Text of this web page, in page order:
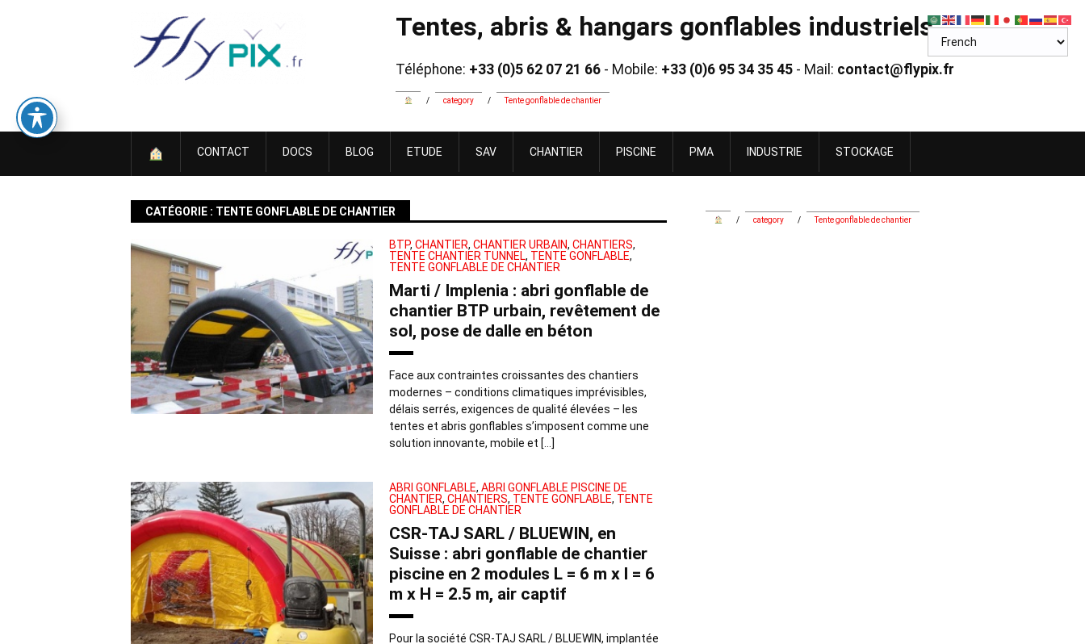
Tentes, abris & hangars gonflables industriels
Téléphone: +33 (0)5 62 07 21 66 - Mobile: +33 (0)6 95 34 35 45 - Mail: contact@flypix.fr
/ category / Tente gonflable de chantier
CONTACT DOCS BLOG ETUDE SAV CHANTIER PISCINE PMA INDUSTRIE STOCKAGE
CATÉGORIE : TENTE GONFLABLE DE CHANTIER
BTP, CHANTIER, CHANTIER URBAIN, CHANTIERS,
TENTE CHANTIER TUNNEL, TENTE GONFLABLE,
TENTE GONFLABLE DE CHANTIER
Marti / Implenia : abri gonflable de
chantier BTP urbain, revêtement de
sol, pose de dalle en béton
Face aux contraintes croissantes des chantiers
modernes – conditions climatiques imprévisibles,
délais serrés, exigences de qualité élevées – les
tentes et abris gonflables s’imposent comme une
solution innovante, mobile et […]
ABRI GONFLABLE, ABRI GONFLABLE PISCINE DE
CHANTIER, CHANTIERS, TENTE GONFLABLE, TENTE
GONFLABLE DE CHANTIER
CSR-TAJ SARL / BLUEWIN, en
Suisse : abri gonflable de chantier
piscine en 2 modules L = 6 m x l = 6
m x H = 2.5 m, air captif
Pour la société CSR-TAJ SARL / BLUEWIN, implantée
/ category / Tente gonflable de chantier